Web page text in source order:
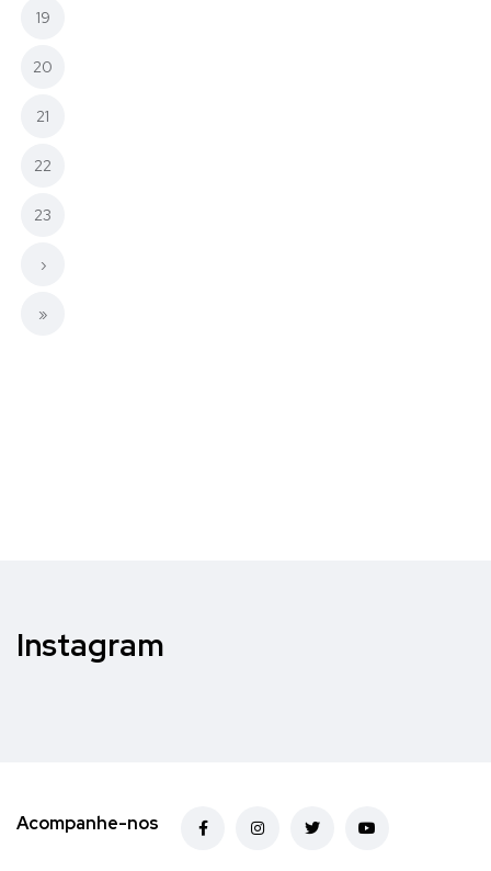
19
20
21
22
23
›
»
Instagram
Acompanhe-nos